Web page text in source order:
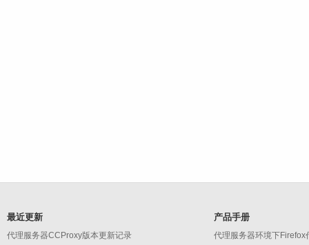
最近更新
代理服务器CCProxy版本更新记录
产品手册
代理服务器环境下Firefox